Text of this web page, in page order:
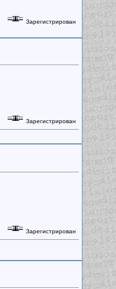
Зарегистрирован
Зарегистрирован
Зарегистрирован